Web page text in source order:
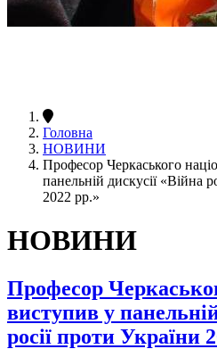
Головна
НОВИНИ
Професор Черкаського
панельній дискусії «Війна
2022 рр.»
НОВИНИ
Професор
виступив у
росії проти України